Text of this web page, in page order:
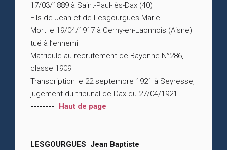
17/03/1889 à Saint-Paul-lès-Dax (40)
Fils de Jean et de Lesgourgues Marie
Mort le 19/04/1917 à Cerny-en-Laonnois (Aisne)
tué à l’ennemi
Matricule au recrutement de Bayonne N°286,
classe 1909
Transcription le 22 septembre 1921 à Seyresse,
jugement du tribunal de Dax du 27/04/1921
-------- Haut de page
LESGOURGUES Jean Baptiste